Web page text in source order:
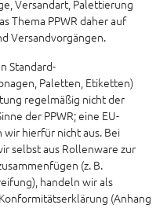
Versandart, Palettierung
Thema PPWR daher auf
Versandvorgängen.
Standard-
Paletten, Etiketten)
regelmäßig nicht der
der PPWR; eine EU-
hierfür nicht aus. Bei
selbst aus Rollenware zur
(z. B.
handeln wir als
(Anhang